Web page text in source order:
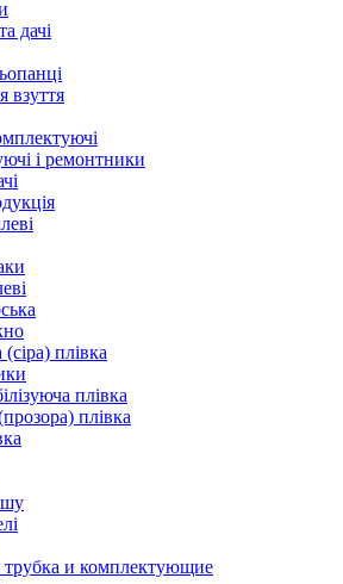
дачі
взуття
і ремонтники
плівка
плівка
плівка
трубка и комплектующие